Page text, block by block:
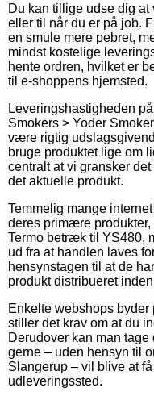
Du kan tillige udse dig
eller til når du er på job.
en smule mere pebret,
mindst kostelige
hente ordren, hvilket er
til e-shoppens hjemsted.
Leveringshastigheden
Smokers > Yoder
være rigtig
bruge produktet lige om
centralt at vi gransker
det aktuelle produkt.
Temmelig mange
deres primære
Termo betræk til YS480,
ud fra at handlen laves
hensynstagen til at de
produkt distribueret
Enkelte webshops byder
stiller det krav om at du
Derudover kan man
gerne – uden hensyn til
Slangerup – vil blive at
udleveringssted.